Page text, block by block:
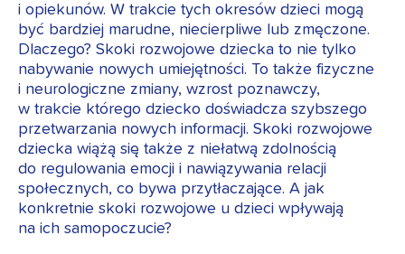
i opiekunów. W trakcie tych okresów dzieci mogą
być bardziej marudne, niecierpliwe lub zmęczone.
Dlaczego? Skoki rozwojowe dziecka to nie tylko
nabywanie nowych umiejętności. To także fizyczne
i neurologiczne zmiany, wzrost poznawczy,
w trakcie którego dziecko doświadcza szybszego
przetwarzania nowych informacji. Skoki rozwojowe
dziecka wiążą się także z niełatwą zdolnością
do regulowania emocji i nawiązywania relacji
społecznych, co bywa przytłaczające. A jak
konkretnie skoki rozwojowe u dzieci wpływają
na ich samopoczucie?